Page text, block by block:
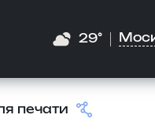
29°
печати